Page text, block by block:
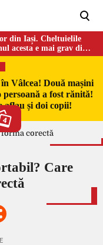
din Iași. Cheltuielile
acesta e mai grav din
Vâlcea! Două mașini
persoană a fost rănită!
aflau și doi copii!
4
Care